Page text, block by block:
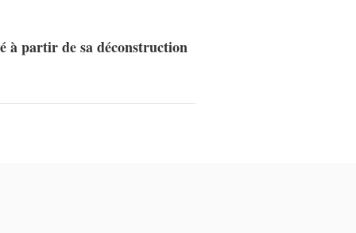
à partir de sa déconstruction